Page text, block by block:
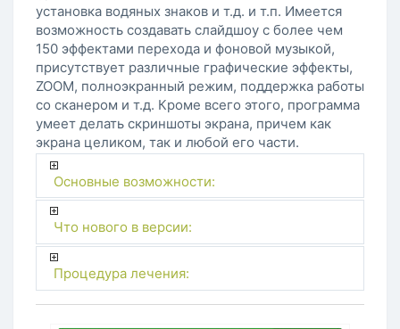
установка водяных знаков и т.д. и т.п. Имеется
возможность создавать слайдшоу с более чем
150 эффектами перехода и фоновой музыкой,
присутствует различные графические эффекты,
ZOOM, полноэкранный режим, поддержка работы
со сканером и т.д. Кроме всего этого, программа
умеет делать скриншоты экрана, причем как
экрана целиком, так и любой его части.
Основные возможности:
Что нового в версии:
Процедура лечения: